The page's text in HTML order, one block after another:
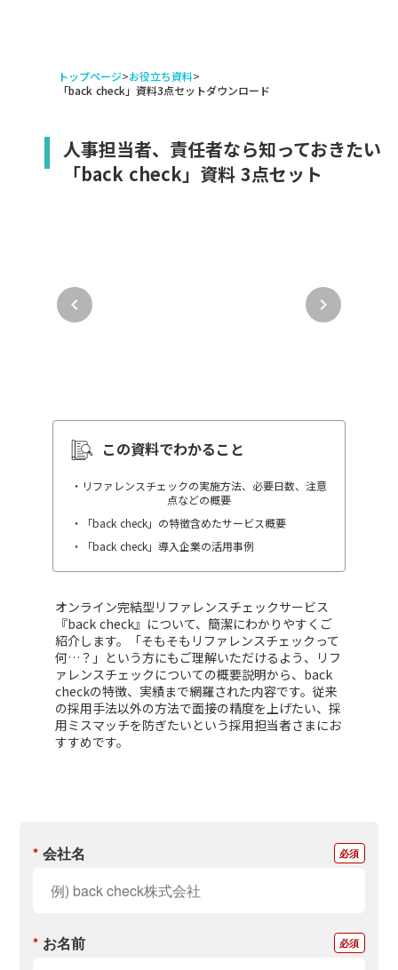
トップページ>お役立ち資料>
「back check」資料3点セットダウンロード
人事担当者、責任者なら知っておきたい
「back check」資料 3点セット
keyboard_arrow_left keyboard_arrow_right
この資料でわかること
・リファレンスチェックの実施方法、必要日数、注意
点などの概要
・「back check」の特徴含めたサービス概要
・「back check」導入企業の活用事例
オンライン完結型リファレンスチェックサービス
『back check』について、簡潔にわかりやすくご
紹介します。「そもそもリファレンスチェックって
何…？」という方にもご理解いただけるよう、リフ
ァレンスチェックについての概要説明から、back
checkの特徴、実績まで網羅された内容です。従来
の採用手法以外の方法で面接の精度を上げたい、採
用ミスマッチを防ぎたいという採用担当者さまにお
すすめです。
* 会社名
* お名前